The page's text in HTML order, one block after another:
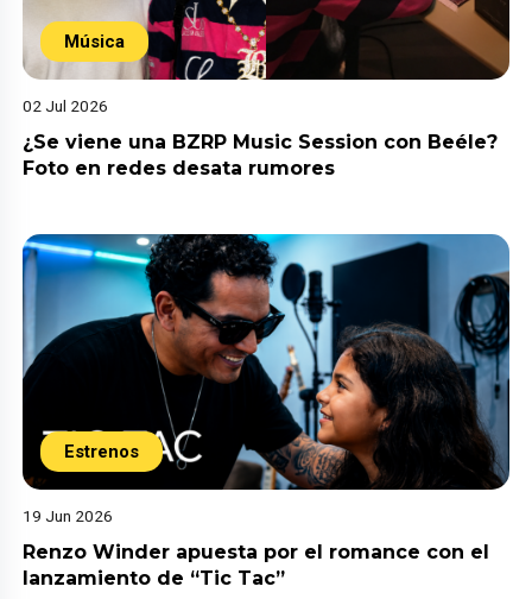
Música
02 Jul 2026
¿Se viene una BZRP Music Session con Beéle?
Foto en redes desata rumores
Estrenos
19 Jun 2026
Renzo Winder apuesta por el romance con el
lanzamiento de “Tic Tac”